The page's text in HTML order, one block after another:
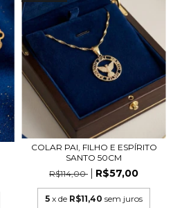
COLAR PAI, FILHO E ESPÍRITO
SANTO 50CM
R$114,00
R$57,00
5 x de R$11,40 sem juros